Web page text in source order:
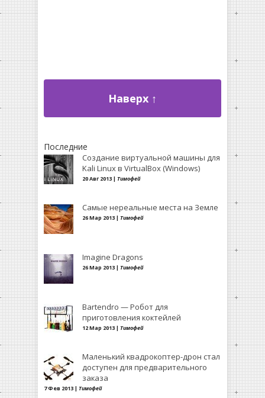
Наверх ↑
Последние
Создание виртуальной машины для
Kali Linux в VirtualBox (Windows)
20 Авг 2013 | Тимофей
Самые нереальные места на Земле
26 Мар 2013 | Тимофей
Imagine Dragons
26 Мар 2013 | Тимофей
Bartendro — Робот для
приготовления коктейлей
12 Мар 2013 | Тимофей
Маленький квадрокоптер-дрон стал
доступен для предварительного
заказа
7 Фев 2013 | Тимофей